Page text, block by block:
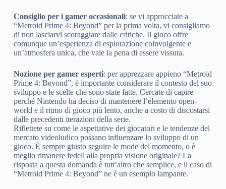
Consiglio per i gamer occasionali: se vi approcciate a
“Metroid Prime 4: Beyond” per la prima volta, vi consigliamo
di non lasciarvi scoraggiare dalle critiche. Il gioco offre
comunque un’esperienza di esplorazione coinvolgente e
un’atmosfera unica, che vale la pena di essere vissuta.
Nozione per gamer esperti: per apprezzare appieno “Metroid
Prime 4: Beyond”, è importante considerare il contesto del suo
sviluppo e le scelte che sono state fatte. Cercate di capire
perché Nintendo ha deciso di mantenere l’elemento open-
world e il ritmo di gioco più lento, anche a costo di discostarsi
dalle precedenti iterazioni della serie.
Riflettete su come le aspettative dei giocatori e le tendenze del
mercato videoludico possano influenzare lo sviluppo di un
gioco. È sempre giusto seguire le mode del momento, o è
meglio rimanere fedeli alla propria visione originale? La
risposta a questa domanda è tutt’altro che semplice, e il caso di
“Metroid Prime 4: Beyond” ne è un esempio lampante.